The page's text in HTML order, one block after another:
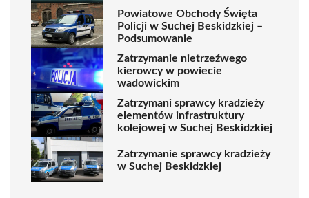
Powiatowe Obchody Święta
Policji w Suchej Beskidzkiej –
Podsumowanie
Zatrzymanie nietrzeźwego
kierowcy w powiecie
wadowickim
Zatrzymani sprawcy kradzieży
elementów infrastruktury
kolejowej w Suchej Beskidzkiej
Zatrzymanie sprawcy kradzieży
w Suchej Beskidzkiej